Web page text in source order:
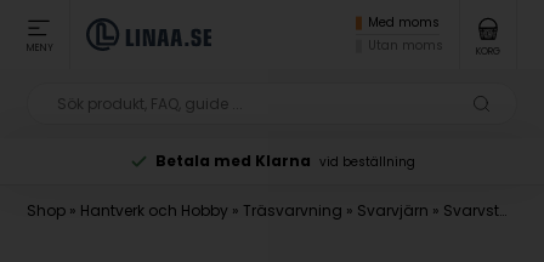
MENY
Med moms
Utan moms
KORG
Betala med Klarna vid beställning
Shop » Hantverk och Hobby » Träsvarvning » Svarvjärn » Svarvstål för urholkning